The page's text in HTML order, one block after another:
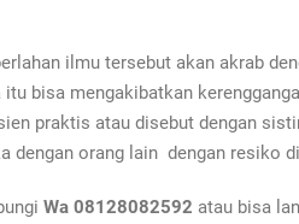
ilmu tersebut akan akrab
bisa mengakibatkan
praktis atau disebut dengan
dengan orang lain dengan
Wa 08128082592 atau bisa